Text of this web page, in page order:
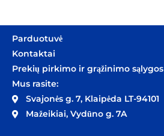
Parduotuvė
Kontaktai
Prekių pirkimo ir grąžinimo sąlygos
Mus rasite:
Svajonės g. 7, Klaipėda LT-94101
Mažeikiai, Vydūno g. 7A